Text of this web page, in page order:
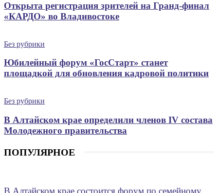
Открыта регистрация зрителей на Гранд-финал
«КАРДО» во Владивостоке
Без рубрики
Юбилейный форум «ГосСтарт» станет
площадкой для обновления кадровой политики
Без рубрики
В Алтайском крае определили членов IV состава
Молодежного правительства
ПОПУЛЯРНОЕ